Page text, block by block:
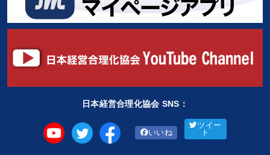
日本経営合理化協会 SNS：
いいね
ツイー
ト